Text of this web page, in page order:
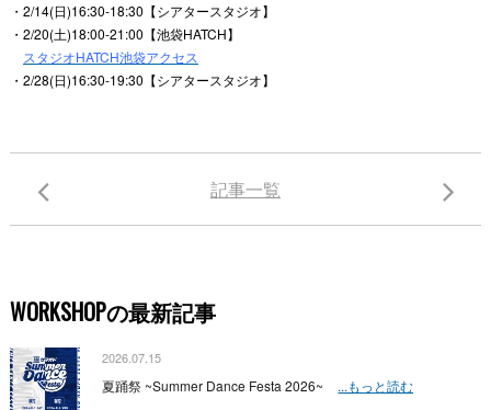
・2/14(日)16:30-18:30【シアタースタジオ】
・2/20(土)18:00-21:00【池袋HATCH】
スタジオHATCH池袋アクセス
・2/28(日)16:30-19:30【シアタースタジオ】
記事一覧
WORKSHOPの最新記事
2026.07.15
夏踊祭 ~Summer Dance Festa 2026~ ...もっと読む